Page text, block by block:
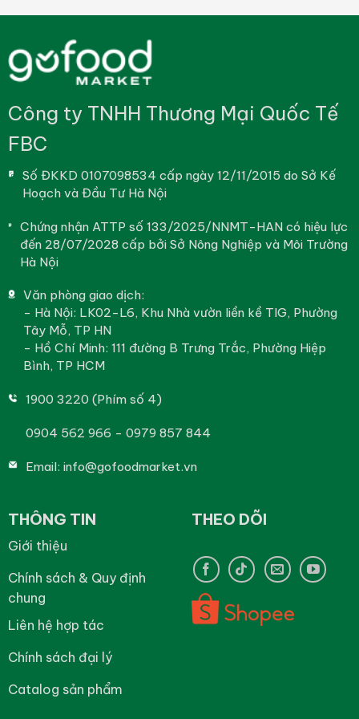
Công ty TNHH Thương Mại Quốc Tế
FBC
Số ĐKKD 0107098534 cấp ngày 12/11/2015 do Sở Kế
Hoạch và Đầu Tư Hà Nội
Chứng nhận ATTP số 133/2025/NNMT-HAN có hiệu lực
đến 28/07/2028 cấp bởi Sở Nông Nghiệp và Môi Trường
Hà Nội
Văn phòng giao dịch:
- Hà Nội: LK02-L6, Khu Nhà vườn liền kề TIG, Phường
Tây Mỗ, TP HN
- Hồ Chí Minh: 111 đường B Trưng Trắc, Phường Hiệp
Bình, TP HCM
1900 3220 (Phím số 4)
0904 562 966 - 0979 857 844
Email: info@gofoodmarket.vn
THÔNG TIN
Giới thiệu
Chính sách & Quy định
chung
Liên hệ hợp tác
Chính sách đại lý
Catalog sản phẩm
THEO DÕI